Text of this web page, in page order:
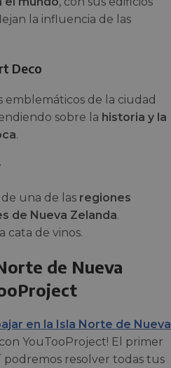
la influencia de las
Deco
emblemáticos de la ciudad
sobre la historia y la
.
una de las regiones
de Nueva Zelanda.
cata de vinos.
de Nueva
en la Isla Norte de Nueva
YouTooProject! El primer
podremos resolver todas tus